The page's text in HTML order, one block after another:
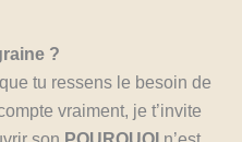
?
tu ressens le besoin de
vraiment, je t’invite